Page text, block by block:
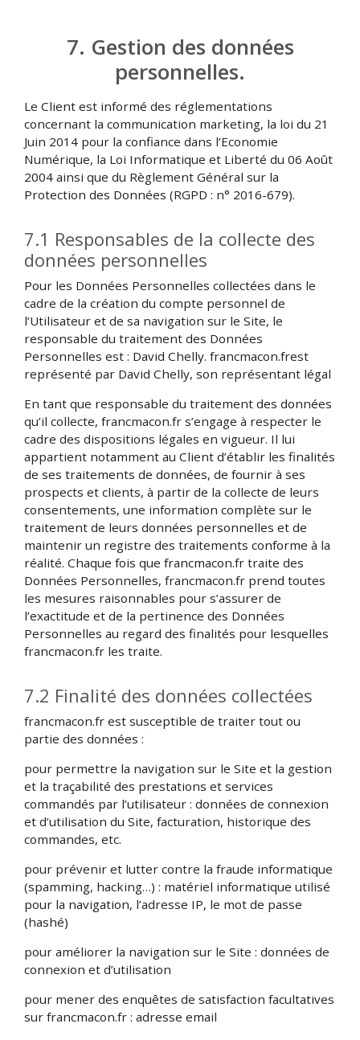
7. Gestion des données
personnelles.
Le Client est informé des réglementations
concernant la communication marketing, la loi du 21
Juin 2014 pour la confiance dans l’Economie
Numérique, la Loi Informatique et Liberté du 06 Août
2004 ainsi que du Règlement Général sur la
Protection des Données (RGPD : n° 2016-679).
7.1 Responsables de la collecte des
données personnelles
Pour les Données Personnelles collectées dans le
cadre de la création du compte personnel de
l’Utilisateur et de sa navigation sur le Site, le
responsable du traitement des Données
Personnelles est : David Chelly. francmacon.frest
représenté par David Chelly, son représentant légal
En tant que responsable du traitement des données
qu’il collecte, francmacon.fr s’engage à respecter le
cadre des dispositions légales en vigueur. Il lui
appartient notamment au Client d’établir les finalités
de ses traitements de données, de fournir à ses
prospects et clients, à partir de la collecte de leurs
consentements, une information complète sur le
traitement de leurs données personnelles et de
maintenir un registre des traitements conforme à la
réalité. Chaque fois que francmacon.fr traite des
Données Personnelles, francmacon.fr prend toutes
les mesures raisonnables pour s’assurer de
l’exactitude et de la pertinence des Données
Personnelles au regard des finalités pour lesquelles
francmacon.fr les traite.
7.2 Finalité des données collectées
francmacon.fr est susceptible de traiter tout ou
partie des données :
pour permettre la navigation sur le Site et la gestion
et la traçabilité des prestations et services
commandés par l’utilisateur : données de connexion
et d’utilisation du Site, facturation, historique des
commandes, etc.
pour prévenir et lutter contre la fraude informatique
(spamming, hacking…) : matériel informatique utilisé
pour la navigation, l’adresse IP, le mot de passe
(hashé)
pour améliorer la navigation sur le Site : données de
connexion et d’utilisation
pour mener des enquêtes de satisfaction facultatives
sur francmacon.fr : adresse email